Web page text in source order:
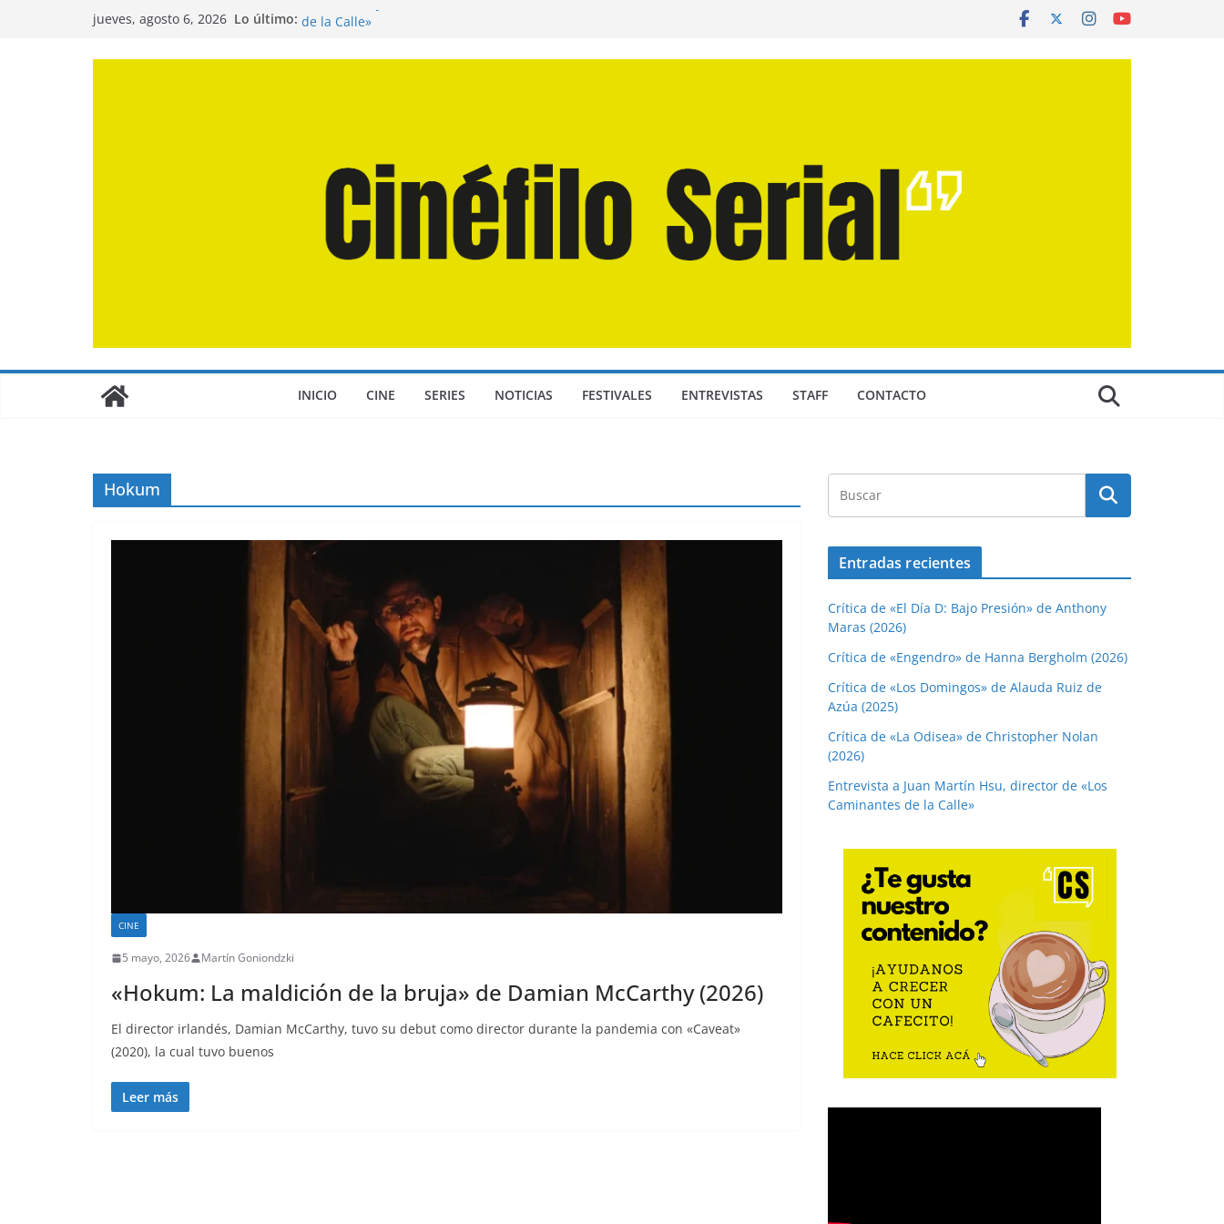
jueves, agosto 6, 2026 Lo último: Entrevista a Juan Martín Hsu, director de «Los Caminantes
de la Calle»
INICIO CINE SERIES NOTICIAS FESTIVALES ENTREVISTAS STAFF CONTACTO
Hokum
CINE
5 mayo, 2026 Martín Goniondzki
«Hokum: La maldición de la bruja» de Damian McCarthy (2026)
El director irlandés, Damian McCarthy, tuvo su debut como director durante la pandemia con «Caveat»
(2020), la cual tuvo buenos
Leer más
Entradas recientes
Crítica de «El Día D: Bajo Presión» de Anthony
Maras (2026)
Crítica de «Engendro» de Hanna Bergholm (2026)
Crítica de «Los Domingos» de Alauda Ruiz de
Azúa (2025)
Crítica de «La Odisea» de Christopher Nolan
(2026)
Entrevista a Juan Martín Hsu, director de «Los
Caminantes de la Calle»